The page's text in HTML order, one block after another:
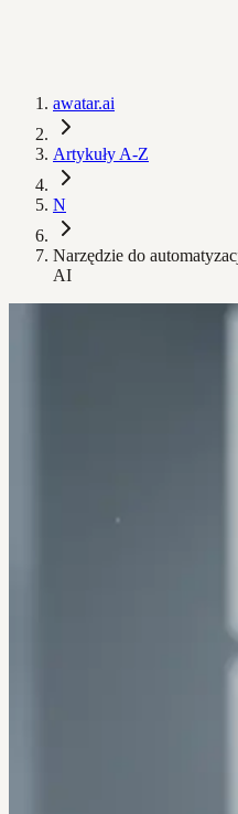
awatar.ai
Artykuły A-Z
N
Narzędzie do
AI